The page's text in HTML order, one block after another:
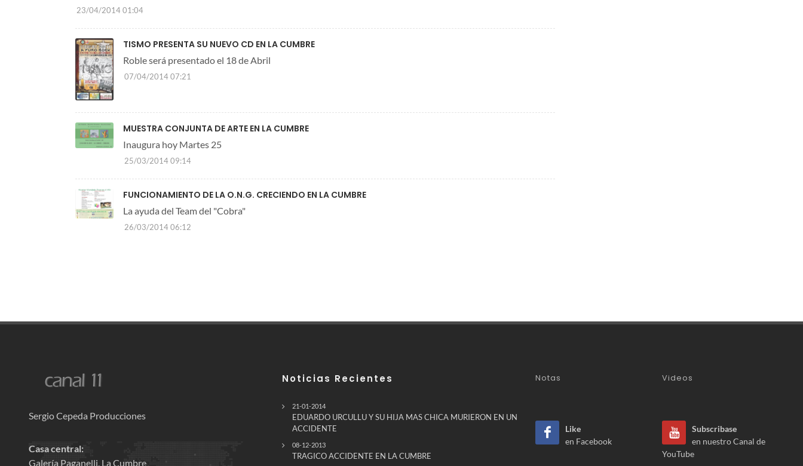
23/04/2014 01:04
TISMO PRESENTA SU NUEVO CD EN LA CUMBRE
Roble será presentado el 18 de Abril
07/04/2014 07:21
MUESTRA CONJUNTA DE ARTE EN LA CUMBRE
Inaugura hoy Martes 25
25/03/2014 09:14
FUNCIONAMIENTO DE LA O.N.G. CRECIENDO EN LA CUMBRE
La ayuda del Team del "Cobra"
26/03/2014 06:12
Sergio Cepeda Producciones
Casa central:
Galería Paganelli, La Cumbre
Noticias Recientes
21-01-2014
EDUARDO URCULLU Y SU HIJA MAS CHICA MURIERON EN UN
ACCIDENTE
08-12-2013
TRAGICO ACCIDENTE EN LA CUMBRE
Notas Videos
Like
en Facebook
Subscribase
en nuestro Canal de
YouTube